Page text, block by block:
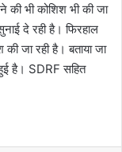
की भी कोशिश भी की जा
दे रही है। फिरहाल
जा रही है। बताया जा
है। SDRF सहित